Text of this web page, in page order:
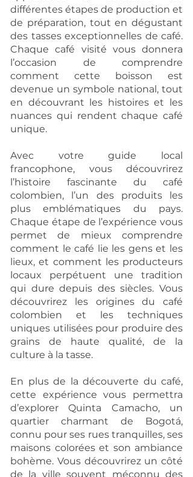
différentes étapes de production et
de préparation, tout en dégustant
des tasses exceptionnelles de café.
Chaque café visité vous donnera
l’occasion de comprendre
comment cette boisson est
devenue un symbole national, tout
en découvrant les histoires et les
nuances qui rendent chaque café
unique.
Avec votre guide local
francophone, vous découvrirez
l’histoire fascinante du café
colombien, l’un des produits les
plus emblématiques du pays.
Chaque étape de l’expérience vous
permet de mieux comprendre
comment le café lie les gens et les
lieux, et comment les producteurs
locaux perpétuent une tradition
qui dure depuis des siècles. Vous
découvrirez les origines du café
colombien et les techniques
uniques utilisées pour produire des
grains de haute qualité, de la
culture à la tasse.
En plus de la découverte du café,
cette expérience vous permettra
d’explorer Quinta Camacho, un
quartier charmant de Bogotá,
connu pour ses rues tranquilles, ses
maisons colorées et son ambiance
bohème. Vous découvrirez un côté
de la ville souvent méconnu des